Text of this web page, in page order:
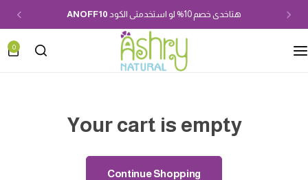
هتاخدى خصم 10% لو استخدمتى الكود ANOFF10
0
Your cart is empty
Continue Shopping